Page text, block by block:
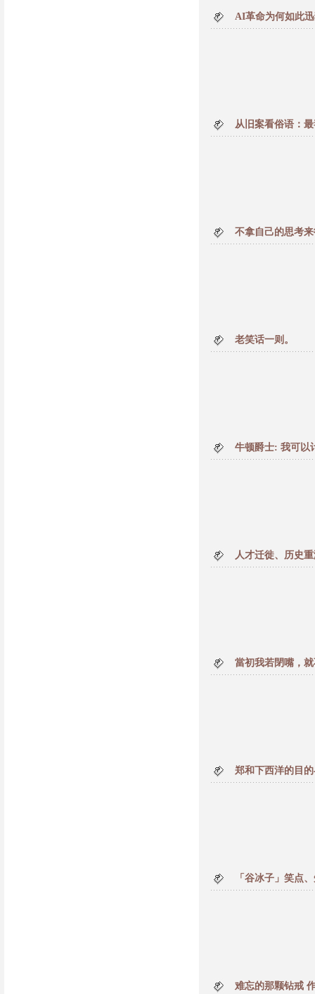
AI革命为何如此
从旧案看俗语：
不拿自己的思考
老笑话一则。
牛顿爵士: 我可以
人才迁徙、历史
當初我若閉嘴，
郑和下西洋的目
「谷冰子」笑点
难忘的那颗钻戒